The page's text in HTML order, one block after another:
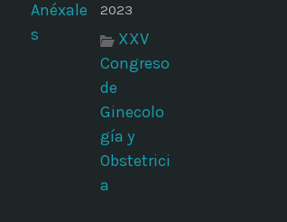
2023
XXV
Congreso
de
Ginecolo
gía y
Obstetrici
a